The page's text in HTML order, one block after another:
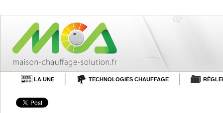
LA UNE TECHNOLOGIES CHAUFFAGE